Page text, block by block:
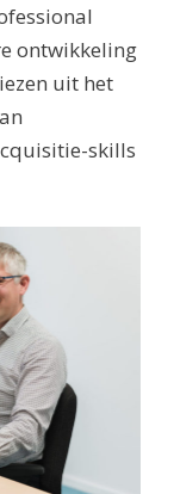
ontwikkeling
uit het
skills